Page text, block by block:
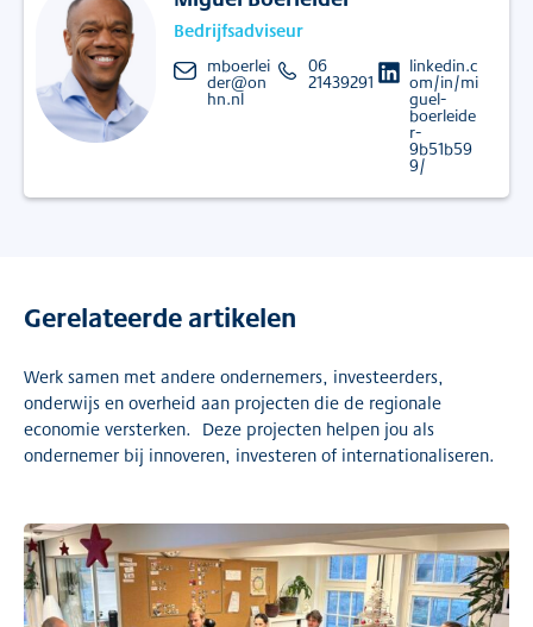
Bedrijfsadviseur
mboerlei
der@on
hn.nl
06
21439291
linkedin.c
om/in/mi
guel-
boerleide
r-
9b51b59
9/
Gerelateerde artikelen
Werk samen met andere ondernemers, investeerders,
onderwijs en overheid aan projecten die de regionale
economie versterken. Deze projecten helpen jou als
ondernemer bij innoveren, investeren of internationaliseren.